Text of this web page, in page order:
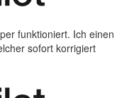
funktioniert. Ich einen
sofort korrigiert